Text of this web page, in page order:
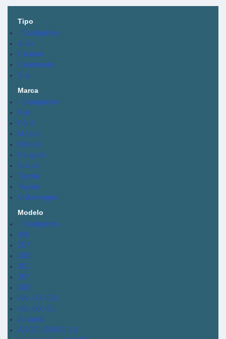
Tipo
- Cualquiera -
Auto
Camión
Camioneta
Suv
Marca
- Cualquiera -
Fiat
Ford
Mazda
Nissan
Peugeot
Suzuki
Toyota
Toyota
Volkswagen
Modelo
- Cualquiera -
206
207
208
301
307
308
Alto 800 GA
Alto 800 GL
Amarok
ARGO DRIVE 1.3